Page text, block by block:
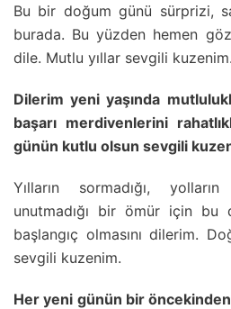
Bu bir doğum günü sürprizi,
burada. Bu yüzden hemen
dile. Mutlu yıllar sevgili
Dilerim yeni yaşında
başarı merdivenlerini
günün kutlu olsun sevgili
Yılların sormadığı,
unutmadığı bir ömür için
başlangıç olmasını dilerim.
sevgili kuzenim.
Her yeni günün bir